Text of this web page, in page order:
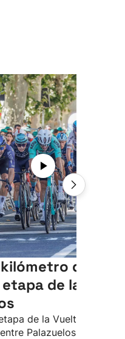
de la
de la
de la Vuelta a Burgos
Palazuelos de Muñó